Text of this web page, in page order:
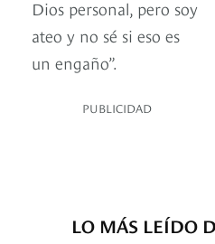
Dios personal, pero soy
ateo y no sé si eso es
un engaño”.
PUBLICIDAD
LO MÁS LEÍDO